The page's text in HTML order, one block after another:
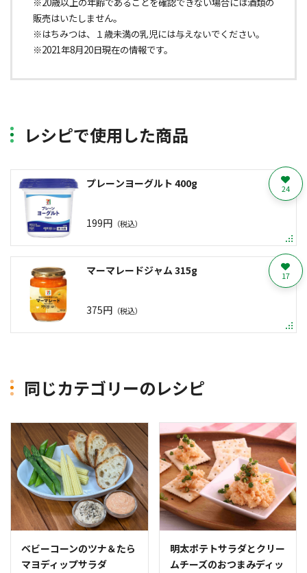
販売はいたしません。
※はちみつは、１歳未満の乳児には与えないでください。
※2021年8月20日現在の情報です。
レシピで使用した商品
プレーンヨーグルト 400g
199円 （税込）
24
マーマレードジャム 315g
375円 （税込）
17
同じカテゴリーのレシピ
ベビーコーンのツナ＆たら
マヨディップサラダ
明太ポテトサラダとクリー
ムチーズのおつまみディッ